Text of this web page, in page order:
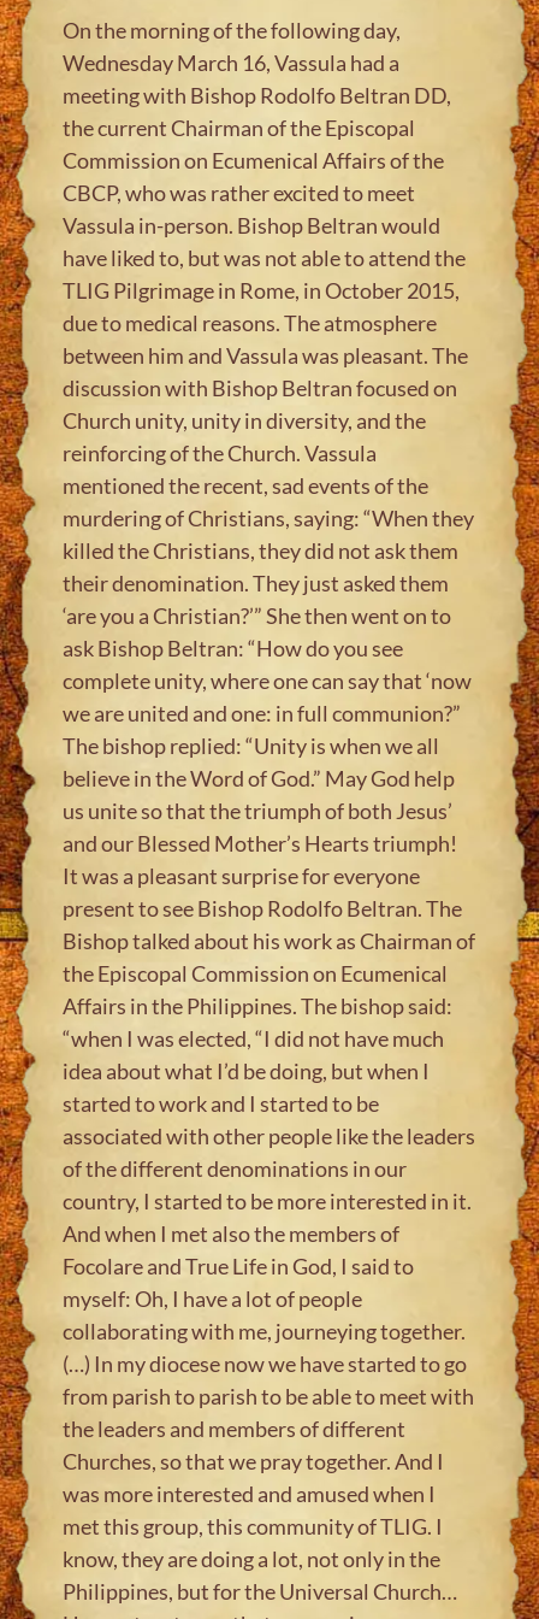
On the morning of the following day,
Wednesday March 16, Vassula had a
meeting with Bishop Rodolfo Beltran DD,
the current Chairman of the Episcopal
Commission on Ecumenical Affairs of the
CBCP, who was rather excited to meet
Vassula in-person. Bishop Beltran would
have liked to, but was not able to attend the
TLIG Pilgrimage in Rome, in October 2015,
due to medical reasons. The atmosphere
between him and Vassula was pleasant. The
discussion with Bishop Beltran focused on
Church unity, unity in diversity, and the
reinforcing of the Church. Vassula
mentioned the recent, sad events of the
murdering of Christians, saying: “When they
killed the Christians, they did not ask them
their denomination. They just asked them
‘are you a Christian?’” She then went on to
ask Bishop Beltran: “How do you see
complete unity, where one can say that ‘now
we are united and one: in full communion?”
The bishop replied: “Unity is when we all
believe in the Word of God.” May God help
us unite so that the triumph of both Jesus’
and our Blessed Mother’s Hearts triumph!
It was a pleasant surprise for everyone
present to see Bishop Rodolfo Beltran. The
Bishop talked about his work as Chairman of
the Episcopal Commission on Ecumenical
Affairs in the Philippines. The bishop said:
“when I was elected, “I did not have much
idea about what I’d be doing, but when I
started to work and I started to be
associated with other people like the leaders
of the different denominations in our
country, I started to be more interested in it.
And when I met also the members of
Focolare and True Life in God, I said to
myself: Oh, I have a lot of people
collaborating with me, journeying together.
(…) In my diocese now we have started to go
from parish to parish to be able to meet with
the leaders and members of different
Churches, so that we pray together. And I
was more interested and amused when I
met this group, this community of TLIG. I
know, they are doing a lot, not only in the
Philippines, but for the Universal Church…